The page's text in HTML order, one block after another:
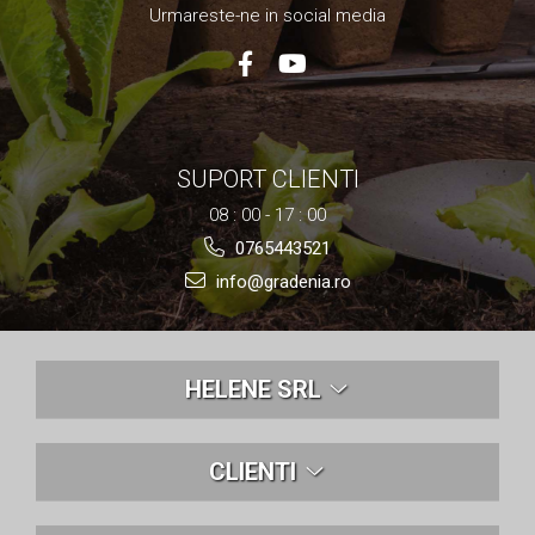
Nivela laser
Generatoare curent electric
Freze electrice
Rindele electrice
Aparate de sudură tevi PVC
Pistoale cu aer cald
Mașini electrice de șlefuit / polișat
Mixer electric
Polizor de banc
Masini de gaurit
Masini de debitat metal
Cutit termic electric
Cosuri Si Pubele
Urmareste-ne in social media
SUPORT CLIENTI
08 : 00 - 17 : 00
0765443521
info@gradenia.ro
HELENE SRL
CLIENTI